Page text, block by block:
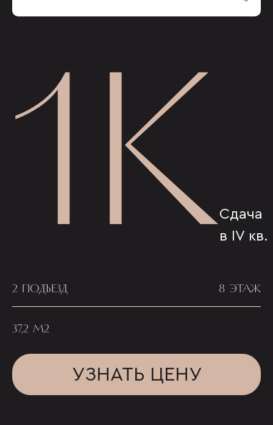
1КСдача
в IV кв.
2 ПОДЪЕЗД 8 ЭТАЖ
37,2 М2
УЗНАТЬ ЦЕНУ